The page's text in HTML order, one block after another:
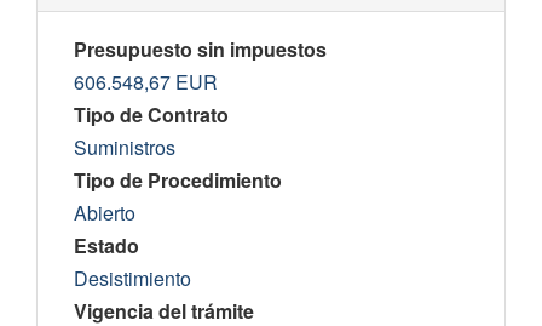
Presupuesto sin impuestos
606.548,67 EUR
Tipo de Contrato
Suministros
Tipo de Procedimiento
Abierto
Estado
Desistimiento
Vigencia del trámite